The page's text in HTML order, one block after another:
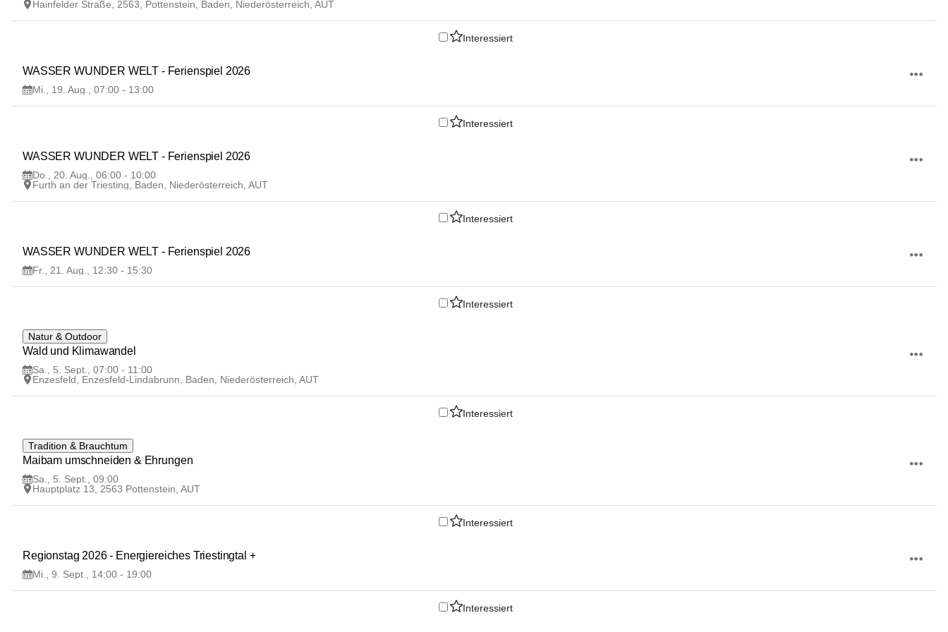
Hainfelder Straße, 2563, Pottenstein, Baden, Niederösterreich, AUT
Interessiert
19
WASSER WUNDER WELT - Ferienspiel 2026
Mi., 19. Aug., 07:00 - 13:00
Interessiert
20
WASSER WUNDER WELT - Ferienspiel 2026
Do., 20. Aug., 06:00 - 10:00
Furth an der Triesting, Baden, Niederösterreich, AUT
Interessiert
21
WASSER WUNDER WELT - Ferienspiel 2026
Fr., 21. Aug., 12:30 - 15:30
Interessiert
5
SEP
Natur & Outdoor
Wald und Klimawandel
Sa., 5. Sept., 07:00 - 11:00
Enzesfeld, Enzesfeld-Lindabrunn, Baden, Niederösterreich, AUT
Interessiert
5
SEP
Tradition & Brauchtum
Maibam umschneiden & Ehrungen
Sa., 5. Sept., 09:00
Hauptplatz 13, 2563 Pottenstein, AUT
Interessiert
9
Regionstag 2026 - Energiereiches Triestingtal +
Mi., 9. Sept., 14:00 - 19:00
Interessiert